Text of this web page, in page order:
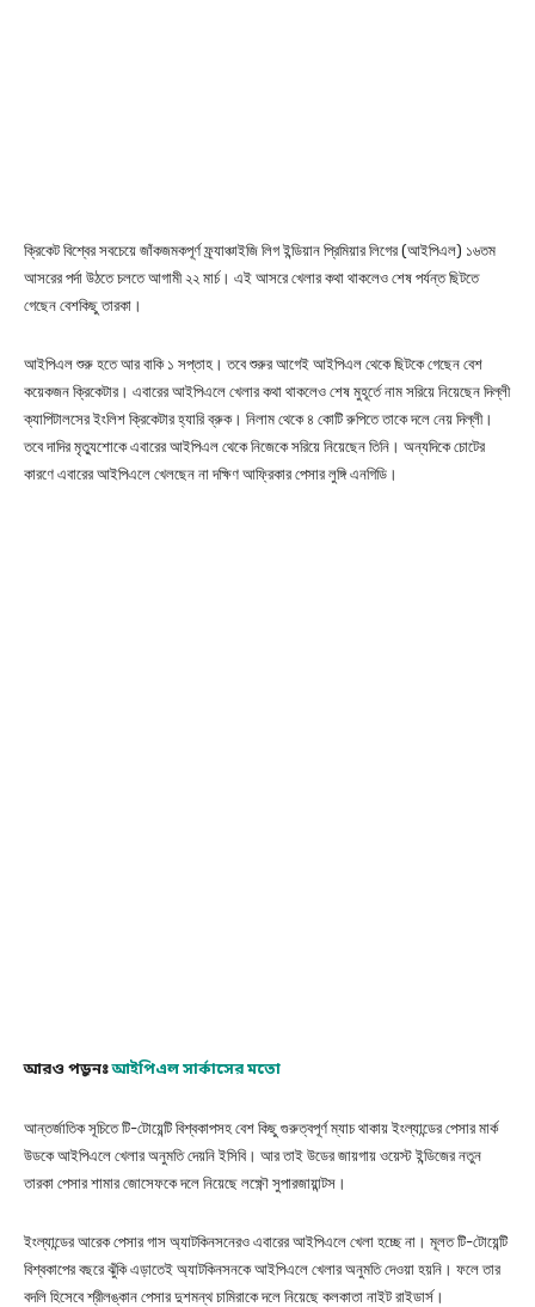
ক্রিকেট বিশ্বের সবচেয়ে জাঁকজমকপূর্ণ ফ্র্যাঞ্চাইজি লিগ ইন্ডিয়ান প্রিমিয়ার লিগের (আইপিএল) ১৬তম
আসরের পর্দা উঠতে চলতে আগামী ২২ মার্চ। এই আসরে খেলার কথা থাকলেও শেষ পর্যন্ত ছিটতে
গেছেন বেশকিছু তারকা।
আইপিএল শুরু হতে আর বাকি ১ সপ্তাহ। তবে শুরুর আগেই আইপিএল থেকে ছিটকে গেছেন বেশ
কয়েকজন ক্রিকেটার। এবারের আইপিএলে খেলার কথা থাকলেও শেষ মুহূর্তে নাম সরিয়ে নিয়েছেন দিল্লী
ক্যাপিটালসের ইংলিশ ক্রিকেটার হ্যারি ব্রুক। নিলাম থেকে ৪ কোটি রুপিতে তাকে দলে নেয় দিল্লী।
তবে দাদির মৃত্যুশোকে এবারের আইপিএল থেকে নিজেকে সরিয়ে নিয়েছেন তিনি। অন্যদিকে চোটের
কারণে এবারের আইপিএলে খেলছেন না দক্ষিণ আফ্রিকার পেসার লুঙ্গি এনগিডি।
আরও পড়ুনঃআইপিএল সার্কাসের মতো
আন্তর্জাতিক সূচিতে টি-টোয়েন্টি বিশ্বকাপসহ বেশ কিছু গুরুত্বপূর্ণ ম্যাচ থাকায় ইংল্যান্ডের পেসার মার্ক
উডকে আইপিএলে খেলার অনুমতি দেয়নি ইসিবি। আর তাই উডের জায়গায় ওয়েস্ট ইন্ডিজের নতুন
তারকা পেসার শামার জোসেফকে দলে নিয়েছে লক্ষ্ণৌ সুপারজায়ান্টস।
ইংল্যান্ডের আরেক পেসার গাস অ্যাটকিনসনেরও এবারের আইপিএলে খেলা হচ্ছে না। মূলত টি-টোয়েন্টি
বিশ্বকাপের বছরে ঝুঁকি এড়াতেই অ্যাটকিনসনকে আইপিএলে খেলার অনুমতি দেওয়া হয়নি। ফলে তার
বদলি হিসেবে শ্রীলঙ্কান পেসার দুশমন্থ চামিরাকে দলে নিয়েছে কলকাতা নাইট রাইডার্স।